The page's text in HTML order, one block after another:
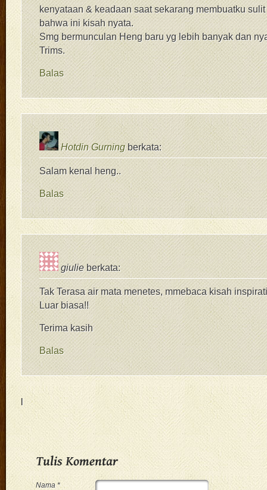
kenyataan & keadaan saat sekarang membuatku
bahwa ini kisah nyata.
Smg bermunculan Heng baru yg lebih banyak dan
Trims.
Balas
Hotdin Gurning berkata:
Salam kenal heng..
Balas
giulie berkata:
Tak Terasa air mata menetes, mmebaca kisah
Luar biasa!!
Terima kasih
Balas
|
Nama *